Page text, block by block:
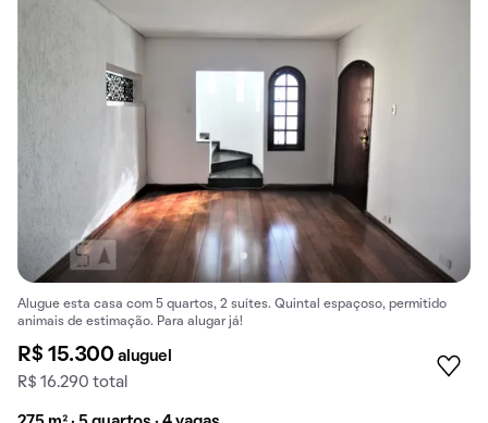
Alugue esta casa com 5 quartos, 2 suítes. Quintal espaçoso, permitido
animais de estimação. Para alugar já!
R$ 15.300aluguel
R$ 16.290 total